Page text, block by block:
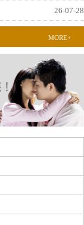
26-07-28
MORE+